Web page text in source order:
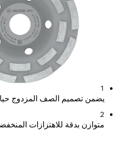
1
يضمن تصميم الصف المزدوج
2
متوازن بدقة للاهتزازات